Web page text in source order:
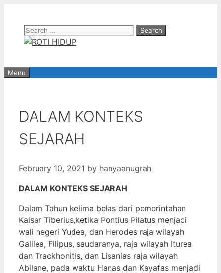
contentSearch
for:
Menu
DALAM KONTEKS
SEJARAH
February 10, 2021 by hanyaanugrah
DALAM KONTEKS SEJARAH
Dalam Tahun kelima belas dari pemerintahan
Kaisar Tiberius,ketika Pontius Pilatus menjadi
wali negeri Yudea, dan Herodes raja wilayah
Galilea, Filipus, saudaranya, raja wilayah Iturea
dan Trackhonitis, dan Lisanias raja wilayah
Abilane, pada waktu Hanas dan Kayafas menjadi